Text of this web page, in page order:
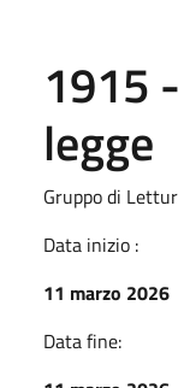
1915
legge
Gruppo di
Data inizio :
11 marzo 2026
Data fine: